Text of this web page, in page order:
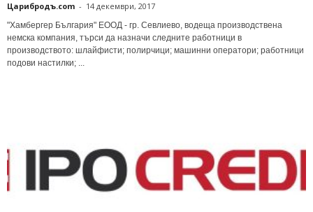
Царибродъ.com - 14 декември, 2017
"Хамбергер България" ЕООД - гр. Севлиево, водеща производствена
немска компания, търси да назначи следните работници в
производството: шлайфисти; полирчици; машинни оператори; работници
подови настилки; ...